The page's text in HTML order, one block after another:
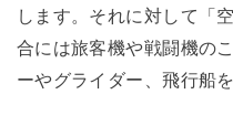
します。それに対して「
合には旅客機や戦闘機の
ーやグライダー、飛行船